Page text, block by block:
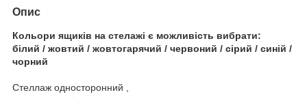
Опис
Кольори ящиків на стелажі є можливість вибрати:
білий / жовтий / жовтогарячий / червоний / сірий / синій /
чорний
Стеллаж односторонний ,